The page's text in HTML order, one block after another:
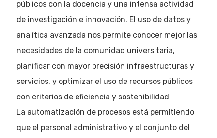
públicos con la docencia y una intensa actividad
de investigación e innovación. El uso de datos y
analítica avanzada nos permite conocer mejor las
necesidades de la comunidad universitaria,
planificar con mayor precisión infraestructuras y
servicios, y optimizar el uso de recursos públicos
con criterios de eficiencia y sostenibilidad.
La automatización de procesos está permitiendo
que el personal administrativo y el conjunto del